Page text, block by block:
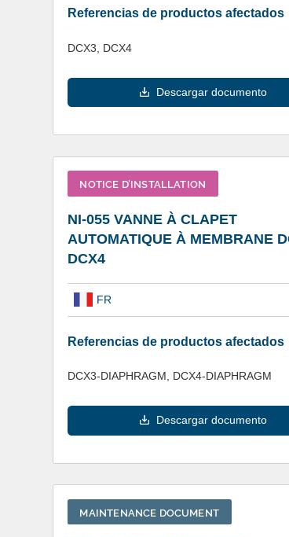
Referencias de productos afectados
DCX3, DCX4
Descargar documento
NOTICE D’INSTALLATION
NI-055 VANNE À CLAPET
AUTOMATIQUE À MEMBRANE
DCX4
FR
Referencias de productos afectados
DCX3-DIAPHRAGM, DCX4-DIAPHRAGM
Descargar documento
MAINTENANCE DOCUMENT